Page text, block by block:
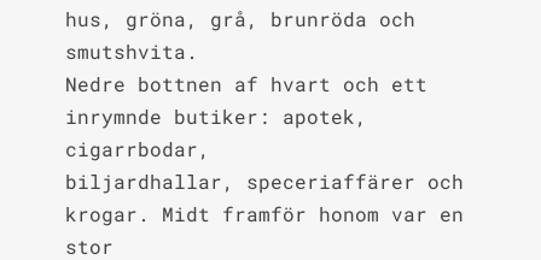
hus, gröna, grå, brunröda och
smutshvita.
Nedre bottnen af hvart och ett
inrymnde butiker: apotek,
cigarrbodar,
biljardhallar, speceriaffärer och
krogar. Midt framför honom var en
stor